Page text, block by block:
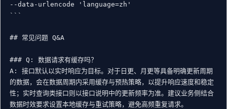
--data-urlencode 'language=zh'
```
## 常见问题 Q&A
### Q: 数据请求有缓存吗？
A: 接口默认以实时响应为目标。对于日更、月更等具备明确更新周期
的数据，会在数据周期内采用缓存与预热策略，以提升响应速度和稳定
性；实时查询类接口则以接口说明中的更新频率为准。建议业务侧结合
数据时效要求设置本地缓存与重试策略，避免高频重复请求。